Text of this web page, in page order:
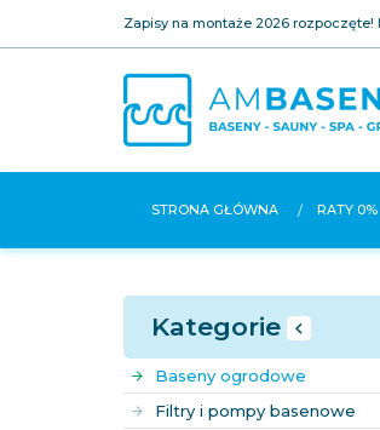
Zapisy na montaże 2026
STRONA GŁÓWNA RATY 0%
Kategorie
Baseny ogrodowe
Filtry i pompy basenowe